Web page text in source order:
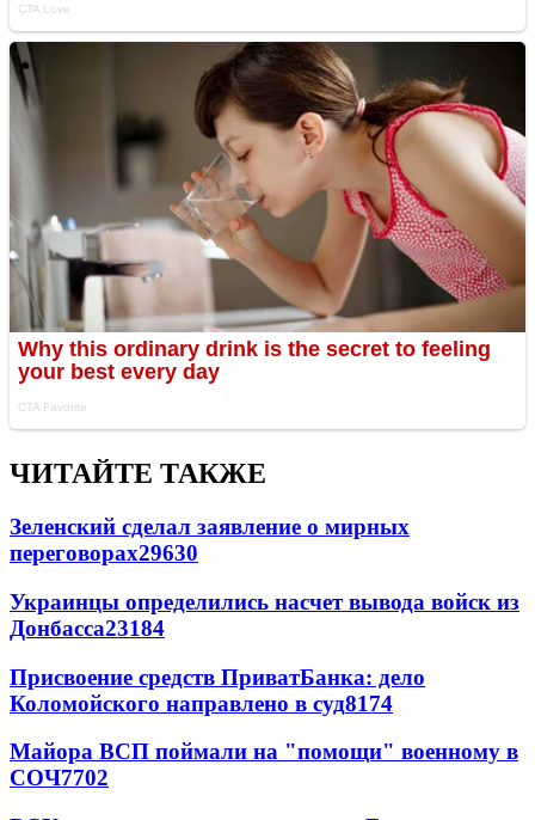
ЧИТАЙТЕ ТАКЖЕ
Зеленский сделал заявление о мирных
переговорах29630
Украинцы определились насчет вывода войск из
Донбасса23184
Присвоение средств ПриватБанка: дело
Коломойского направлено в суд8174
Майора ВСП поймали на "помощи" военному в
СОЧ7702